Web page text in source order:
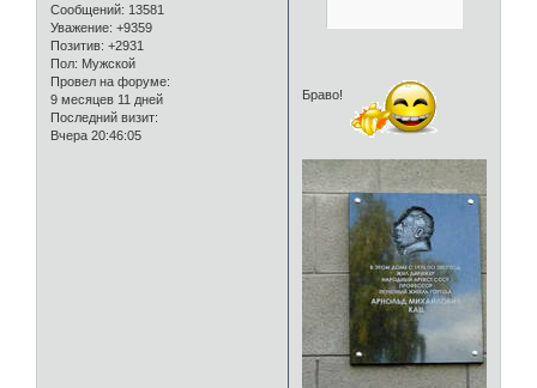
Сообщений: 13581
Уважение: +9359
Позитив: +2931
Пол: Мужской
Провел на форуме:
9 месяцев 11 дней
Последний визит:
Вчера 20:46:05
Браво!